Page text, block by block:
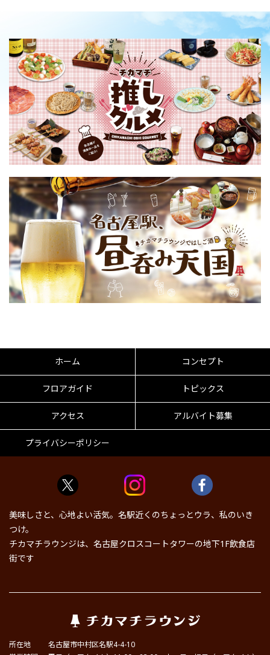
ホーム コンセプト
フロアガイド トピックス
アクセス アルバイト募集
プライバシーポリシー
美味しさと、心地よい活気。名駅近くのちょっとウラ、私のいき
つけ。
チカマチラウンジは、名古屋クロスコートタワーの地下1F飲食店
街です
所在地
名古屋市中村区名駅4-4-10